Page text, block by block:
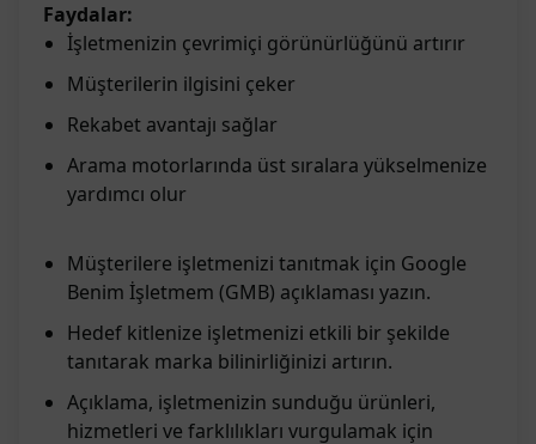
Faydalar:
İşletmenizin çevrimiçi görünürlüğünü artırır
Müşterilerin ilgisini çeker
Rekabet avantajı sağlar
Arama motorlarında üst sıralara yükselmenize
yardımcı olur
Müşterilere işletmenizi tanıtmak için Google
Benim İşletmem (GMB) açıklaması yazın.
Hedef kitlenize işletmenizi etkili bir şekilde
tanıtarak marka bilinirliğinizi artırın.
Açıklama, işletmenizin sunduğu ürünleri,
hizmetleri ve farklılıkları vurgulamak için